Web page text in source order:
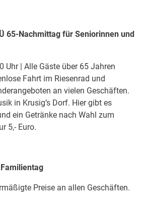
65-Nachmittag für Seniorinnen und
Uhr | Alle Gäste über 65 Jahren
Fahrt im Riesenrad und
an vielen Geschäften.
in Krusig’s Dorf. Hier gibt es
ein Getränke nach Wahl zum
5,- Euro.
Preise an allen Geschäften.